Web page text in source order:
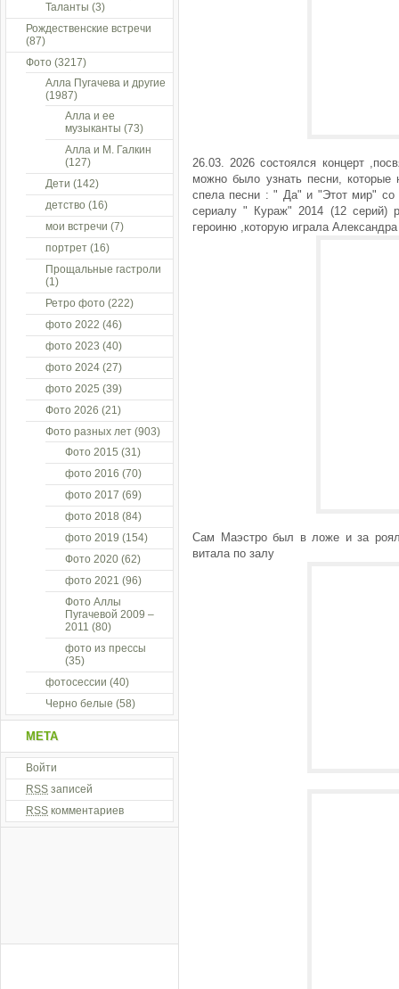
26.03. 2026 состоялся концерт
можно было узнать песни, которые
спела песни : " Да" и "Этот мир" со
сериалу " Кураж" 2014 (12 серий)
героиню ,которую играла
Сам Маэстро был в ложе и за
витала по залу
Таланты (3)
Рождественские встречи
(87)
Фото (3217)
Алла Пугачева и другие
(1987)
Алла и ее
музыканты (73)
Алла и М. Галкин
(127)
Дети (142)
детство (16)
мои встречи (7)
портрет (16)
Прощальные гастроли
(1)
Ретро фото (222)
фото 2022 (46)
фото 2023 (40)
фото 2024 (27)
фото 2025 (39)
Фото 2026 (21)
Фото разных лет (903)
Фото 2015 (31)
фото 2016 (70)
фото 2017 (69)
фото 2018 (84)
фото 2019 (154)
Фото 2020 (62)
фото 2021 (96)
Фото Аллы
Пугачевой 2009 –
2011 (80)
фото из прессы
(35)
фотосессии (40)
Черно белые (58)
МЕТА
Войти
RSS записей
RSS комментариев